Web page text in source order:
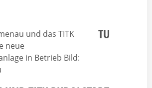
TU